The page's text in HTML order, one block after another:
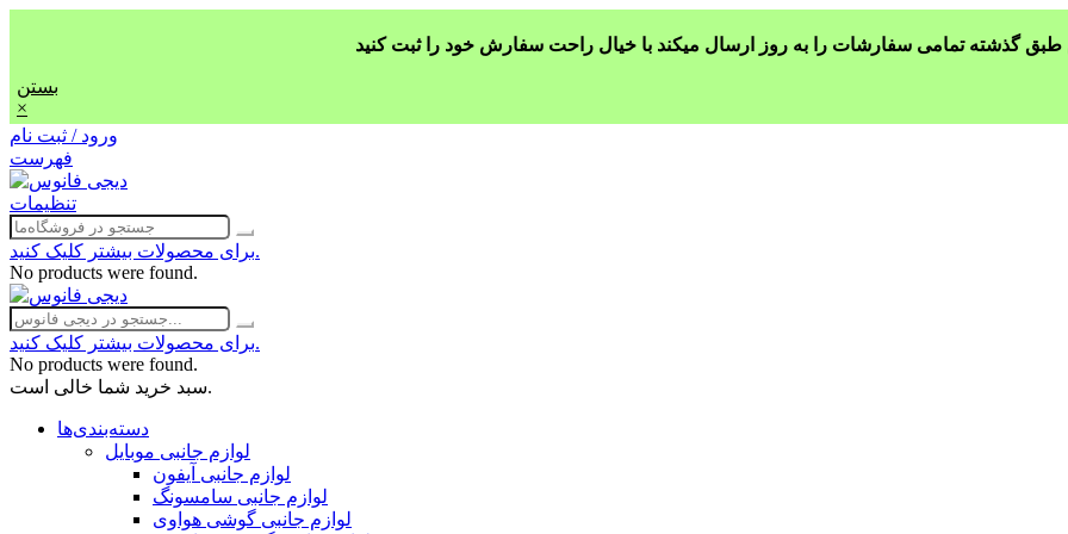
بستن
×
ورود / ثبت نام
فهرست
تنظیمات
برای محصولات بیشتر کلیک کنید.
No products were found.
برای محصولات بیشتر کلیک کنید.
No products were found.
سبد خرید شما خالی است.
دسته‌بندی‌ها
لوازم جانبی موبایل
لوازم جانبی آیفون
لوازم جانبی سامسونگ
لوازم جانبی گوشی هواوی